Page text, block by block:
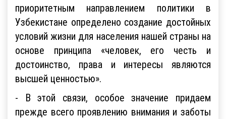
приоритетным направлением политики в
Узбекистане определено создание достойных
условий жизни для населения нашей страны на
основе принципа «человек, его честь и
достоинство, права и интересы являются
высшей ценностью».
- В этой связи, особое значение придаем
прежде всего проявлению внимания и заботы